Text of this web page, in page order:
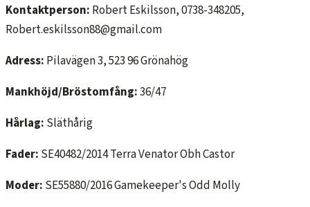
Kontaktperson: Robert Eskilsson, 0738-348205,
Robert.eskilsson88@gmail.com
Adress: Pilavägen 3, 523 96 Grönahög
Mankhöjd/Bröstomfång:36/47
Hårlag: Släthårig
Fader: SE40482/2014 Terra Venator Obh Castor
Moder: SE55880/2016 Gamekeeper's Odd Molly